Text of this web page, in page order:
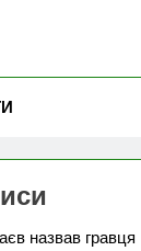
назвав гравця